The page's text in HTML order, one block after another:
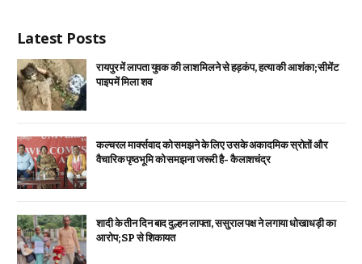
Latest Posts
रायपुर में लापता युवक की लाश मिलने से हड़कंप, हत्या की आशंका; सीमेंट
पाइप में मिला शव
कल्चरल मार्क्सवाद को समझने के लिए उसके अकादमिक स्रोतों और
वैचारिक पृष्ठभूमि को समझना जरूरी है- कैलाशचंद्र
शादी के तीन दिन बाद दुल्हन लापता, ससुराल पक्ष ने लगाया धोखाधड़ी का
आरोप; SP से शिकायत